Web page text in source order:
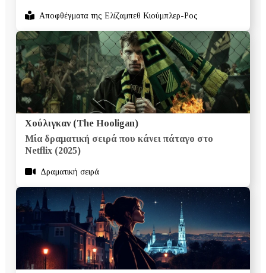
Αποφθέγματα της Ελίζαμπεθ Κιούμπλερ-Ρος
Χούλιγκαν (The Hooligan)
Μία δραματική σειρά που κάνει πάταγο στο
Netflix (2025)
Δραματική σειρά